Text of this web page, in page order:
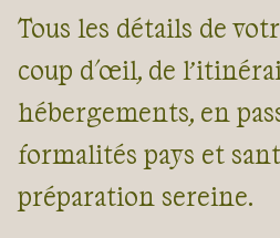
Tous les détails de
coup d'œil, de
hébergements, en
formalités pays et
préparation sereine.